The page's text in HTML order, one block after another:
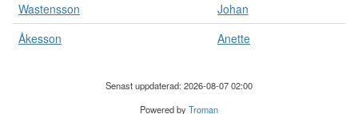
Wastensson
Johan
Åkesson
Anette
Senast uppdaterad: 2026-08-07 02:00
Powered byTroman